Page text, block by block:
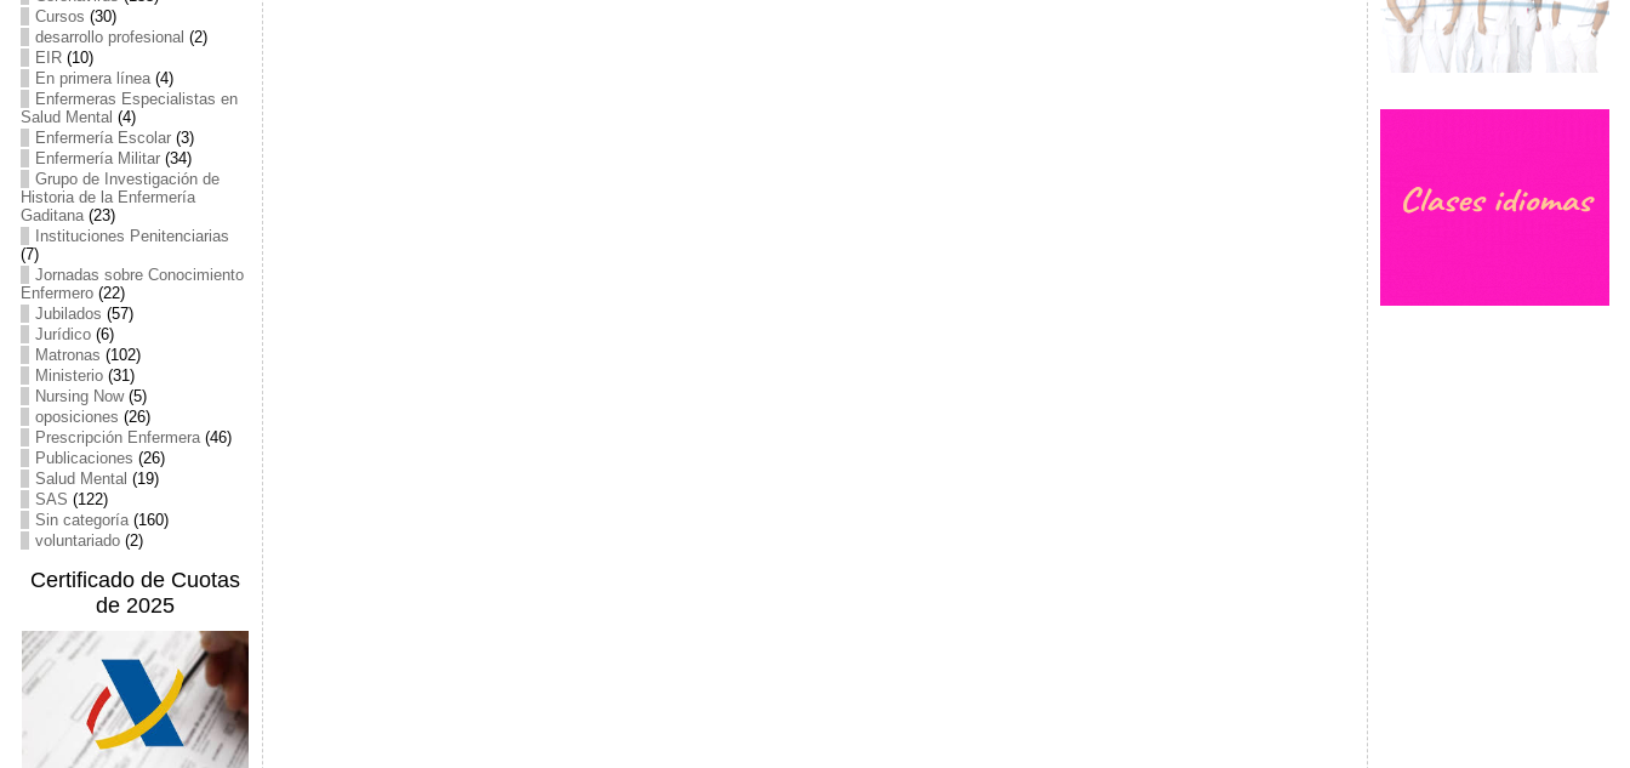
Cursos (30)
desarrollo profesional (2)
EIR(10)
En primera línea(4)
Enfermeras Especialistas en
Salud Mental (4)
Enfermería Escolar(3)
Enfermería Militar(34)
Grupo de Investigación de
Historia de la Enfermería
Gaditana(23)
Instituciones Penitenciarias
(7)
Jornadas sobre Conocimiento
Enfermero(22)
Jubilados (57)
Jurídico(6)
Matronas (102)
Ministerio(31)
Nursing Now(5)
oposiciones (26)
Prescripción Enfermera(46)
Publicaciones (26)
Salud Mental (19)
SAS (122)
Sin categoría(160)
voluntariado(2)
Certificado de Cuotas
de 2025